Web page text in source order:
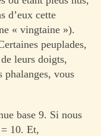
d’eux cette
« vingtaine »).
peuplades,
leurs doigts,
phalanges, vous
base 9. Si nous
10. Et,